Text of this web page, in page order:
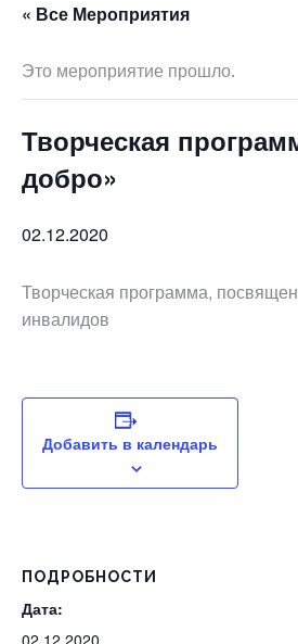
« Все Мероприятия
Это мероприятие прошло.
Творческая
добро»
02.12.2020
Творческая программа,
инвалидов
Добавить в календарь
ПОДРОБНОСТИ
Дата:
02.12.2020